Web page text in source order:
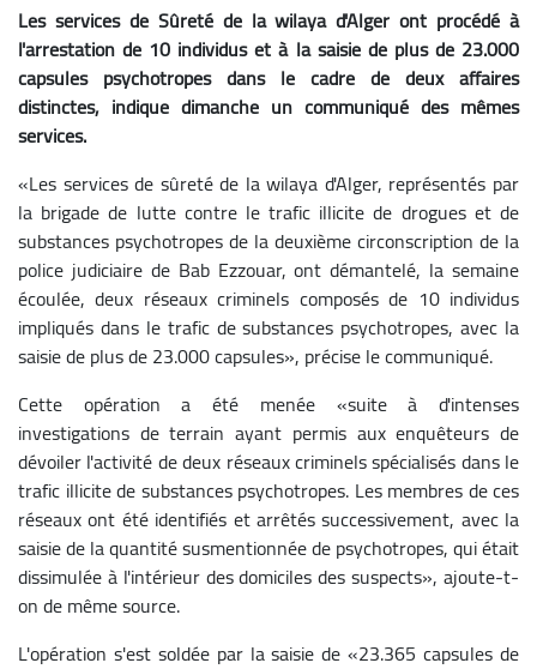
Les services de Sûreté de la wilaya d'Alger ont procédé à
l'arrestation de 10 individus et à la saisie de plus de 23.000
capsules psychotropes dans le cadre de deux affaires
distinctes, indique dimanche un communiqué des mêmes
services.
«Les services de sûreté de la wilaya d'Alger, représentés par
la brigade de lutte contre le trafic illicite de drogues et de
substances psychotropes de la deuxième circonscription de la
police judiciaire de Bab Ezzouar, ont démantelé, la semaine
écoulée, deux réseaux criminels composés de 10 individus
impliqués dans le trafic de substances psychotropes, avec la
saisie de plus de 23.000 capsules», précise le communiqué.
Cette opération a été menée «suite à d'intenses
investigations de terrain ayant permis aux enquêteurs de
dévoiler l'activité de deux réseaux criminels spécialisés dans le
trafic illicite de substances psychotropes. Les membres de ces
réseaux ont été identifiés et arrêtés successivement, avec la
saisie de la quantité susmentionnée de psychotropes, qui était
dissimulée à l'intérieur des domiciles des suspects», ajoute-t-
on de même source.
L'opération s'est soldée par la saisie de «23.365 capsules de